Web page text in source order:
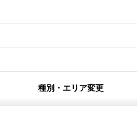
種別・エリア変更